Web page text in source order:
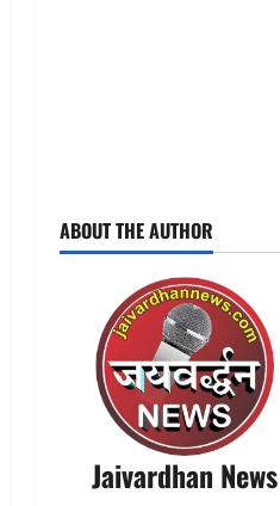
ABOUT THE AUTHOR
Jaivardhan News